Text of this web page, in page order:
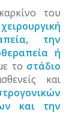
του
χειρουργική
την
ή
το στάδιο
και
και την